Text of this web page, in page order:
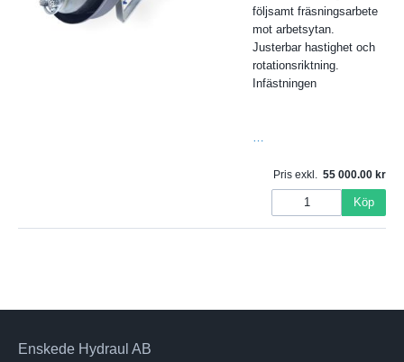
följsamt fräsningsarbete
mot arbetsytan.
Justerbar hastighet och
rotationsriktning.
Infästningen
Pris exkl. 55 000.00
Köp
Enskede Hydraul AB